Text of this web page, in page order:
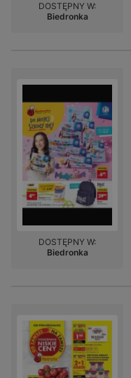
DOSTĘPNY W:
Biedronka
DOSTĘPNY W:
Biedronka